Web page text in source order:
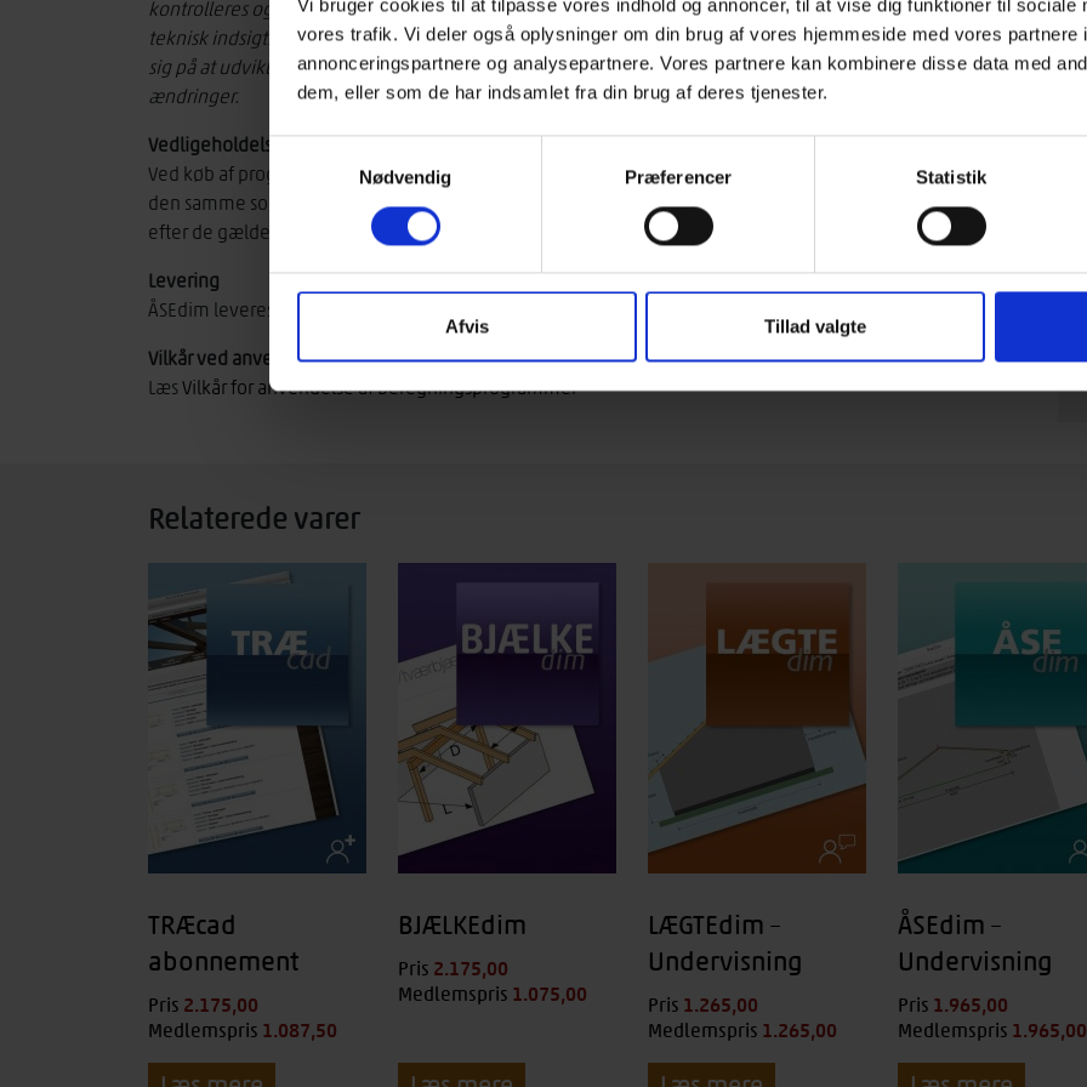
Vi bruger cookies til at tilpasse vores indhold og annoncer, til at vise dig funktioner til sociale
vores trafik. Vi deler også oplysninger om din brug af vores hjemmeside med vores partnere
annonceringspartnere og analysepartnere. Vores partnere kan kombinere disse data med
dem, eller som de har indsamlet fra din brug af deres tjenester.
Samtykkevalg
Nødvendig
Præferencer Statistik
Afvis Tillad valgte
kontrolleres og valideres af en konstruktionsingeniør eller anden fagperson med fornøden
teknisk indsigt.
Ved lanceringen af næste generation af Eurocodes vil Træinformation bestræbe
sig på at udvikle en ny version af ÅSEdim. Abonenter vil selvfølgelig blive informeret om
ændringer.
Vedligeholdelsesabonnement
Ved køb af programmet tegner du samtidig et årligt vedligeholdelsesabonnement (prisen er
den samme som indmeldelsesprisen), der sikrer at programmet er opdateret, så du altid regner
efter de gældende normer og standarder.
Levering
ÅSEdim leveres pr. mail inkl. installationsguide og brugervejledning.
Vilkår ved anvendelse af beregningsprogrammer
LæsVilkår for anvendelse af beregningsprogrammer
Relaterede varer
TRÆcad
abonnement
Pris 2.175,00
Medlemspris 1.087,50
BJÆLKEdim
Pris 2.175,00
Medlemspris 1.075,00
LÆGTEdim –
Undervisning
Pris 1.265,00
Medlemspris 1.265,00
ÅSEdim –
Undervisning
Pris 1.965,00
Medlemspris